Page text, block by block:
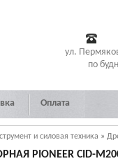
ул.
по
Оплата
и силовая техника »
PIONEER CID-